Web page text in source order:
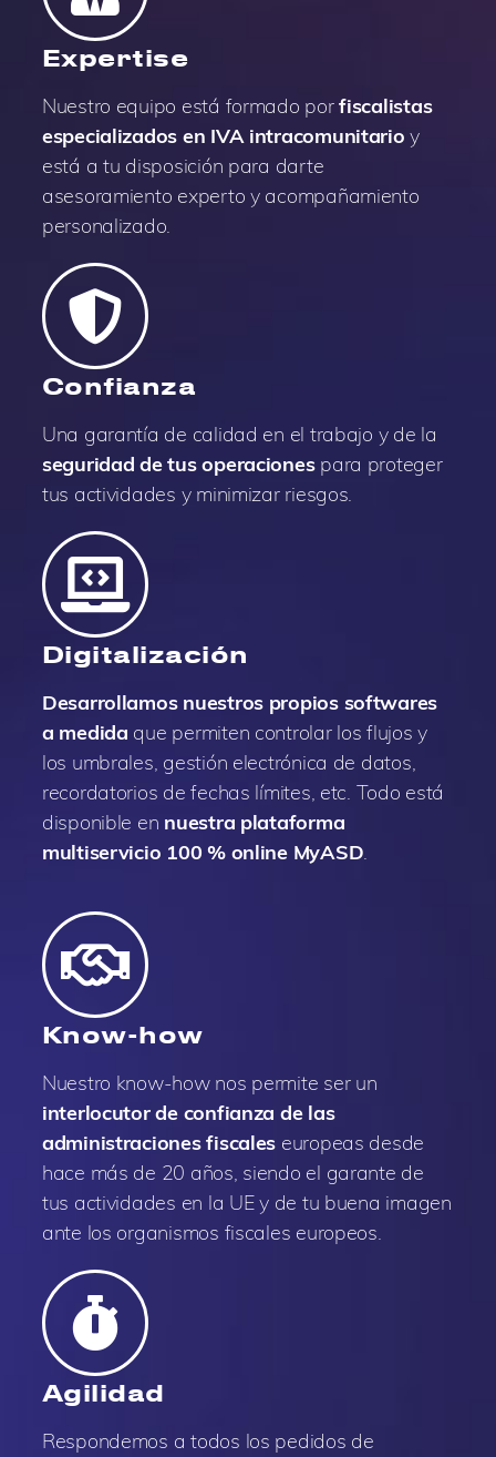
Expertise
Nuestro equipo está formado porfiscalistas
especializados en IVA intracomunitario y
está a tu disposición para darte
asesoramiento experto y acompañamiento
personalizado.
Confianza
Una garantía de calidad en el trabajo y de la
seguridad de tus operacionespara proteger
tus actividades y minimizar riesgos.
Digitalización
Desarrollamos nuestros propios softwares
a medida que permiten controlar los flujos y
los umbrales, gestión electrónica de datos,
recordatorios de fechas límites, etc. Todo está
disponible en nuestra plataforma
multiservicio 100 % online MyASD.
Know-how
Nuestro know-how nos permite ser un
interlocutor de confianza de las
administraciones fiscales europeas desde
hace más de 20 años, siendo el garante de
tus actividades en la UE y de tu buena imagen
ante los organismos fiscales europeos.
Agilidad
Respondemos a todos los pedidos de